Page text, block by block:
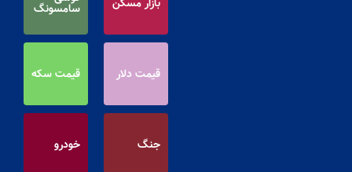
سامسونگ
قیمت دلار قیمت سکه
جنگ خودرو